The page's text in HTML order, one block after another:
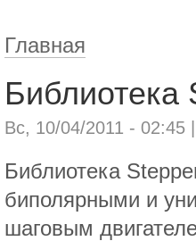
Главная
Библиотека
Вс, 10/04/2011 - 02:45
Библиотека
биполярными и
шаговым